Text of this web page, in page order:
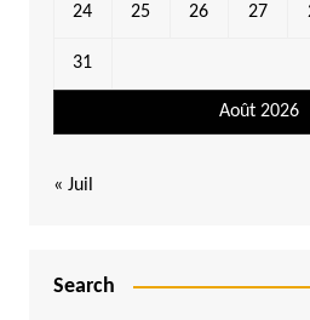
Août 2026
24 25 26 27
31
« Juil
Search